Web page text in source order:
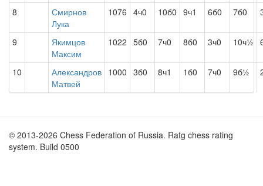
8
Смирнов
Лука
1076 4ч0 10б0 9ч1 6б0 7б0
9
Якимцов
Максим
1022 5б0 7ч0 8б0 3ч0 10ч½
10
Александров
Матвей
1000 3б0 8ч1 1б0 7ч0 9б½
© 2013-2026 Chess Federation of Russia. Ratg chess rating
system. Build 0500